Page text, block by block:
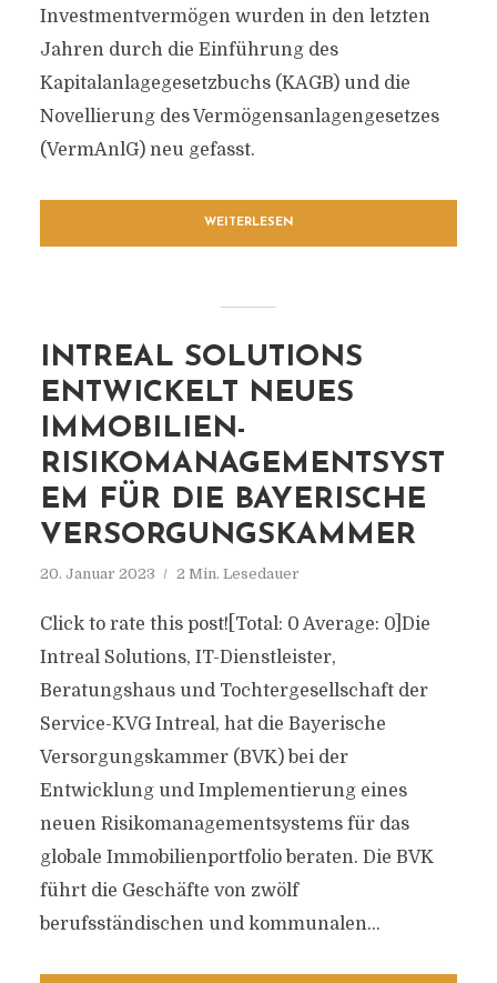
Investmentvermögen wurden in den letzten
Jahren durch die Einführung des
Kapitalanlagegesetzbuchs (KAGB) und die
Novellierung des Vermögensanlagengesetzes
(VermAnlG) neu gefasst.
WEITERLESEN
INTREAL SOLUTIONS
ENTWICKELT NEUES
IMMOBILIEN-
RISIKOMANAGEMENTSYST
EM FÜR DIE BAYERISCHE
VERSORGUNGSKAMMER
20. Januar 2023 2 Min. Lesedauer
Click to rate this post![Total: 0 Average: 0]Die
Intreal Solutions, IT-Dienstleister,
Beratungshaus und Tochtergesellschaft der
Service-KVG Intreal, hat die Bayerische
Versorgungskammer (BVK) bei der
Entwicklung und Implementierung eines
neuen Risikomanagementsystems für das
globale Immobilienportfolio beraten. Die BVK
führt die Geschäfte von zwölf
berufsständischen und kommunalen...